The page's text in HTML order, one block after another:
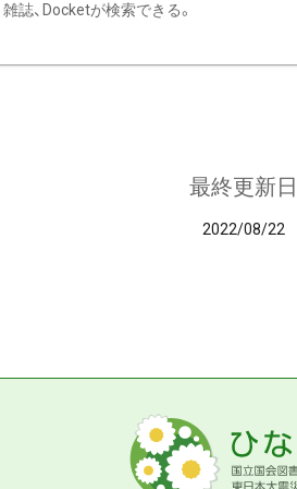
雑誌、Docketが検索できる。
最終更新日
2022/08/22